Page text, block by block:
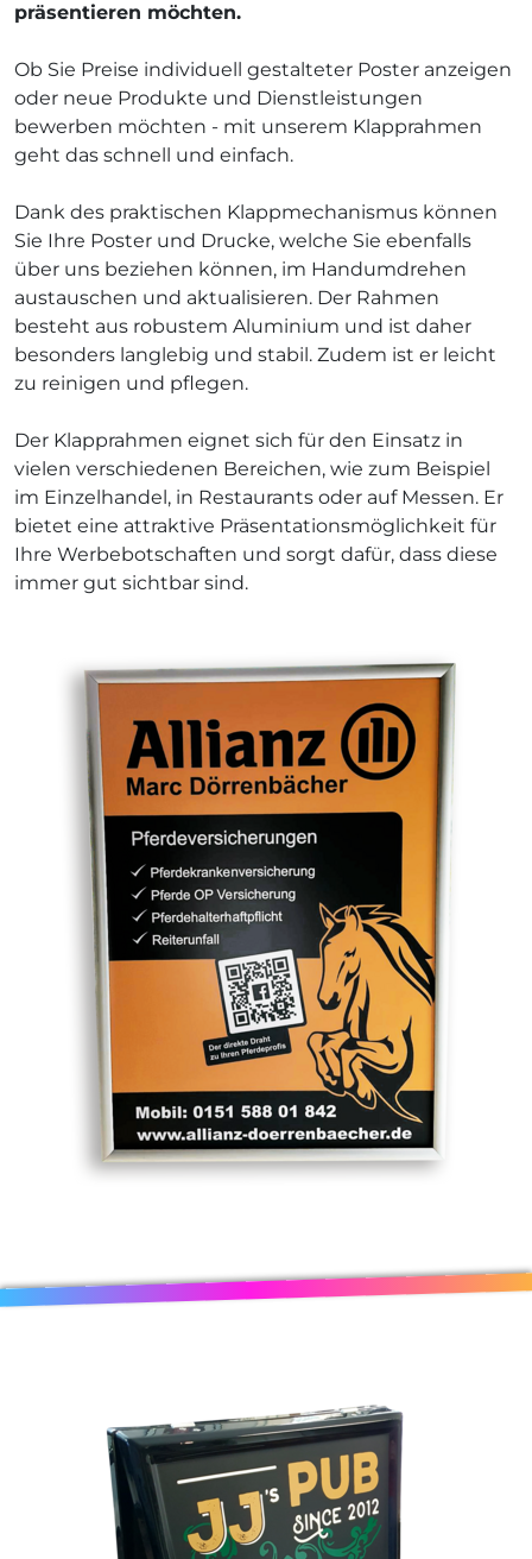
präsentieren möchten.
Ob Sie Preise individuell gestalteter Poster anzeigen
oder neue Produkte und Dienstleistungen
bewerben möchten - mit unserem Klapprahmen
geht das schnell und einfach.
Dank des praktischen Klappmechanismus können
Sie Ihre Poster und Drucke, welche Sie ebenfalls
über uns beziehen können, im Handumdrehen
austauschen und aktualisieren. Der Rahmen
besteht aus robustem Aluminium und ist daher
besonders langlebig und stabil. Zudem ist er leicht
zu reinigen und pflegen.
Der Klapprahmen eignet sich für den Einsatz in
vielen verschiedenen Bereichen, wie zum Beispiel
im Einzelhandel, in Restaurants oder auf Messen. Er
bietet eine attraktive Präsentationsmöglichkeit für
Ihre Werbebotschaften und sorgt dafür, dass diese
immer gut sichtbar sind.